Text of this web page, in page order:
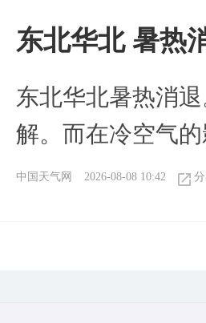
东北华北 暑热
东北华北暑热消
解。而在冷空气
中国天气网 2026-08-08 10:42